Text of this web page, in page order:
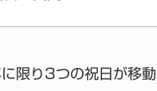
限り3つの祝日が移動